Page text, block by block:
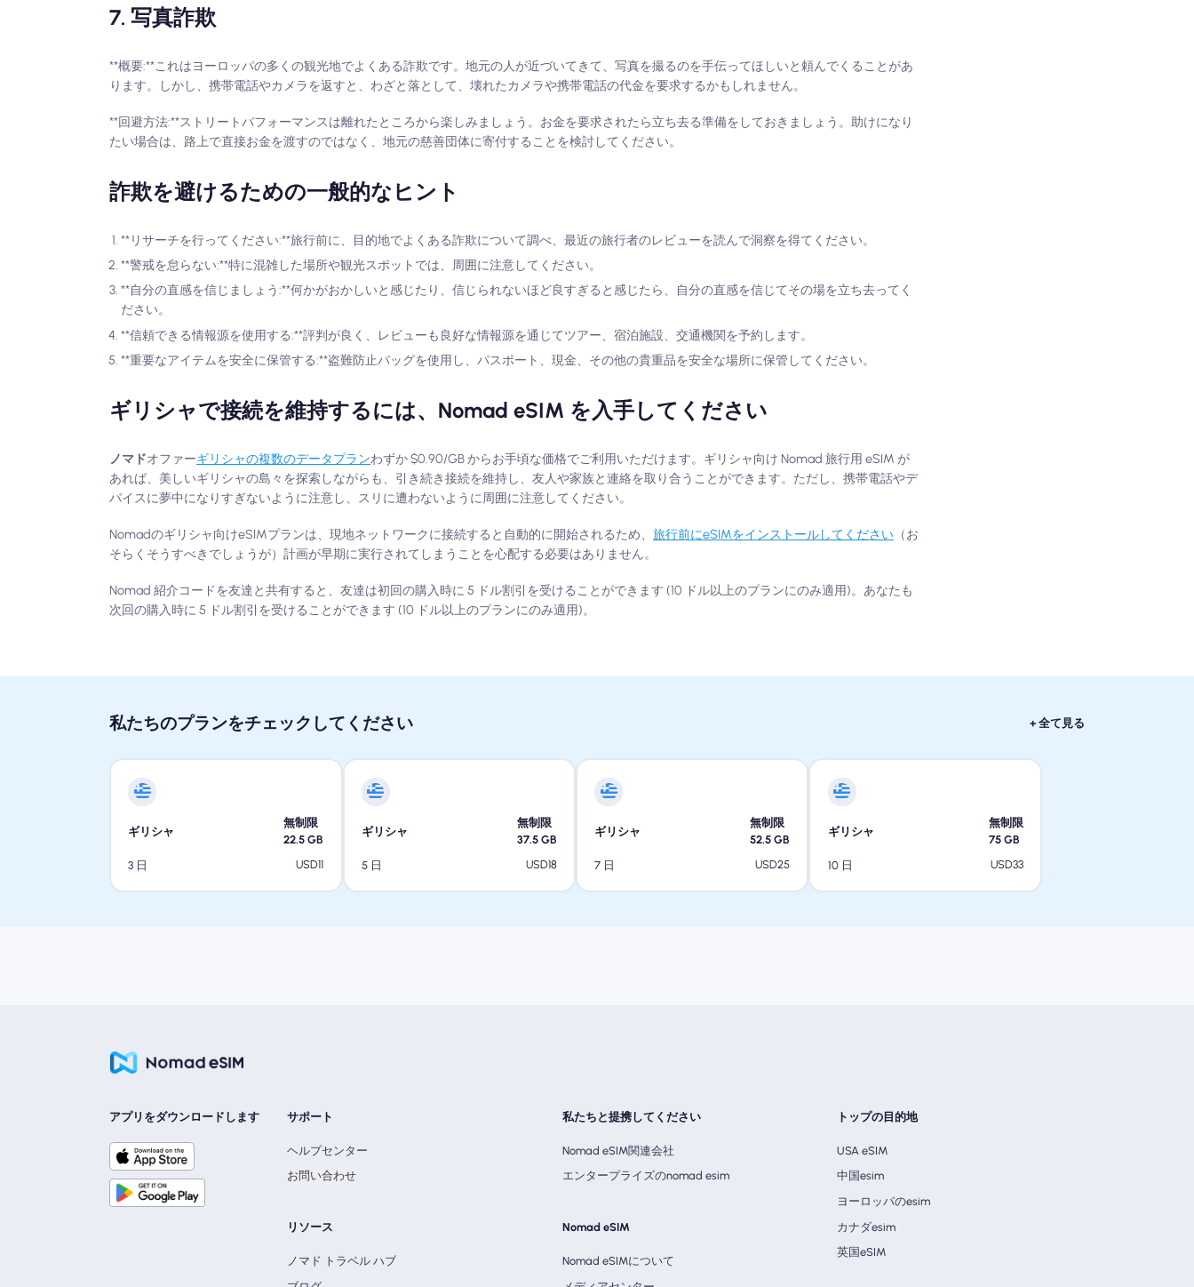
7. 写真詐欺
**概要:**これはヨーロッパの多くの観光地でよくある詐欺です。地元の人が近づいてきて、写真を撮るのを手伝ってほしいと頼んでくることがあ
ります。しかし、携帯電話やカメラを返すと、わざと落として、壊れたカメラや携帯電話の代金を要求するかもしれません。
**回避方法:**ストリートパフォーマンスは離れたところから楽しみましょう。お金を要求されたら立ち去る準備をしておきましょう。助けになり
たい場合は、路上で直接お金を渡すのではなく、地元の慈善団体に寄付することを検討してください。
詐欺を避けるための一般的なヒント
**リサーチを行ってください:**旅行前に、目的地でよくある詐欺について調べ、最近の旅行者のレビューを読んで洞察を得てください。
**警戒を怠らない:**特に混雑した場所や観光スポットでは、周囲に注意してください。
**自分の直感を信じましょう:**何かがおかしいと感じたり、信じられないほど良すぎると感じたら、自分の直感を信じてその場を立ち去ってく
ださい。
**信頼できる情報源を使用する:**評判が良く、レビューも良好な情報源を通じてツアー、宿泊施設、交通機関を予約します。
**重要なアイテムを安全に保管する:**盗難防止バッグを使用し、パスポート、現金、その他の貴重品を安全な場所に保管してください。
ギリシャで接続を維持するには、Nomad eSIM を入手してください
ノマドオファーギリシャの複数のデータプランわずか $0.90/GB からお手頃な価格でご利用いただけます。ギリシャ向け Nomad 旅行用 eSIM が
あれば、美しいギリシャの島々を探索しながらも、引き続き接続を維持し、友人や家族と連絡を取り合うことができます。ただし、携帯電話やデ
バイスに夢中になりすぎないように注意し、スリに遭わないように周囲に注意してください。
Nomadのギリシャ向けeSIMプランは、現地ネットワークに接続すると自動的に開始されるため、旅行前にeSIMをインストールしてください （お
そらくそうすべきでしょうが）計画が早期に実行されてしまうことを心配する必要はありません。
Nomad 紹介コードを友達と共有すると、友達は初回の購入時に 5 ドル割引を受けることができます (10 ドル以上のプランにのみ適用)。あなたも
次回の購入時に 5 ドル割引を受けることができます (10 ドル以上のプランにのみ適用)。
私たちのプランをチェックしてください + 全て見る
ギリシャ
無制限
22.5 GB
3 日
USD11
ギリシャ
無制限
37.5 GB
5 日
USD18
ギリシャ
無制限
52.5 GB
7 日
USD25
ギリシャ
無制限
75 GB
10 日
USD33
アプリをダウンロードします サポート
ヘルプセンター
お問い合わせ
リソース
ノマド トラベル ハブ
私たちと提携してください
Nomad eSIM関連会社
エンタープライズのnomad esim
Nomad eSIM
Nomad eSIMについて
トップの目的地
USA eSIM
中国esim
ヨーロッパのesim
カナダesim
英国eSIM